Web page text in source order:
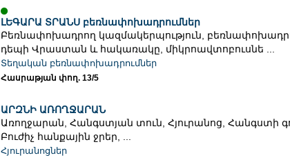
ԼԵԳԱՐԱ ՏՐԱՆՍ բեռնափոխադրումներ
Բեռնափոխադրող կազմակերպություն,
դեպի Վրաստան և հակառակը, միկրոավտոբուսնե ...
Տեղական բեռնափոխադրումներ
Հասրաթյան փող. 13/5
ԱՐԶՆԻ ԱՌՈՂՋԱՐԱՆ
Առողջարան, Հանգստյան տուն, Հյուրանոց, Հանգստի
Բուժիչ հանքային ջրեր, ...
Հյուրանոցներ